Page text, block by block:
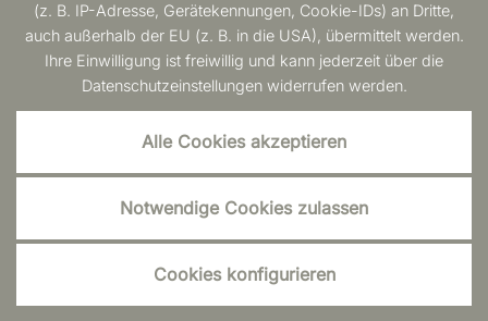
(z. B. IP-Adresse, Gerätekennungen, Cookie-IDs) an Dritte,
auch außerhalb der EU (z. B. in die USA), übermittelt werden.
Ihre Einwilligung ist freiwillig und kann jederzeit über die
Datenschutzeinstellungen widerrufen werden.
Alle Cookies akzeptieren
Notwendige Cookies zulassen
Cookies konfigurieren